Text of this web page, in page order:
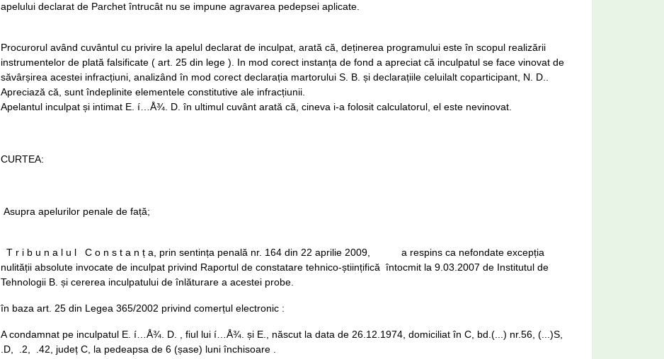
apelului declarat de Parchet întrucât nu se impune agravarea pedepsei aplicate.
Procurorul având cuvântul cu privire la apelul declarat de inculpat, arată că, deținerea programului este în scopul realizării
instrumentelor de plată falsificate ( art. 25 din lege ). In mod corect instanța de fond a apreciat că inculpatul se face vinovat de
săvârșirea acestei infracțiuni, analizând în mod corect declarația martorului S. B. și declarațiile celuilalt coparticipant, N. D..
Apreciază că, sunt îndeplinite elementele constitutive ale infracțiunii.
Apelantul inculpat și intimat E. í…Å¾. D. în ultimul cuvânt arată că, cineva i-a folosit calculatorul, el este nevinovat.
CURTEA:
Asupra apelurilor penale de față;
T r i b u n a l u l C o n s t a n ț a, prin sentința penală nr. 164 din 22 aprilie 2009, a respins ca nefondate excepția
nulității absolute invocate de inculpat privind Raportul de constatare tehnico-științifică întocmit la 9.03.2007 de Institutul de
Tehnologii B. și cererea inculpatului de înlăturare a acestei probe.
în baza art. 25 din Legea 365/2002 privind comerțul electronic :
A condamnat pe inculpatul E. í…Å¾. D. , fiul lui í…Å¾. și E., născut la data de 26.12.1974, domiciliat în C, bd.(...) nr.56, (...)S,
.D, .2, .42, județ C, la pedeapsa de 6 (șase) luni închisoare .